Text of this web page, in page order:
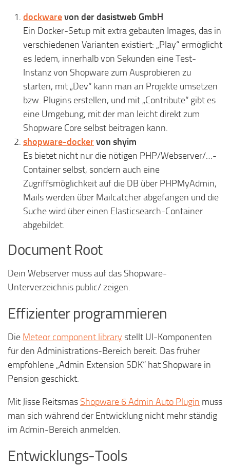
dockwarevon der dasistweb GmbH
Ein Docker-Setup mit extra gebauten Images, das in
verschiedenen Varianten existiert: „Play“ ermöglicht
es Jedem, innerhalb von Sekunden eine Test-
Instanz von Shopware zum Ausprobieren zu
starten, mit „Dev“ kann man an Projekte umsetzen
bzw. Plugins erstellen, und mit „Contribute“ gibt es
eine Umgebung, mit der man leicht direkt zum
Shopware Core selbst beitragen kann.
shopware-dockervon shyim
Es bietet nicht nur die nötigen PHP/Webserver/…-
Container selbst, sondern auch eine
Zugriffsmöglichkeit auf die DB über PHPMyAdmin,
Mails werden über Mailcatcher abgefangen und die
Suche wird über einen Elasticsearch-Container
abgebildet.
Document Root
Dein Webserver muss auf das Shopware-
Unterverzeichnis public/ zeigen.
Effizienter programmieren
Die Meteor component library stellt UI-Komponenten
für den Administrations-Bereich bereit. Das früher
empfohlene „Admin Extension SDK“ hat Shopware in
Pension geschickt.
Mit Jisse Reitsmas Shopware 6 Admin Auto Plugin muss
man sich während der Entwicklung nicht mehr ständig
im Admin-Bereich anmelden.
Entwicklungs-Tools